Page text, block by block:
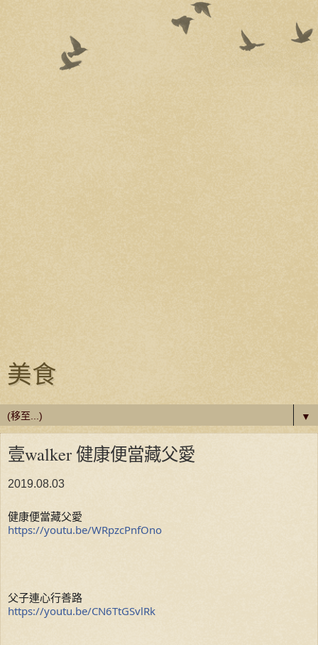
美食
▼
壹walker 健康便當藏父愛
2019.08.03
健康便當藏父愛
https://youtu.be/WRpzcPnfOno
父子連心行善路
https://youtu.be/CN6TtGSvlRk